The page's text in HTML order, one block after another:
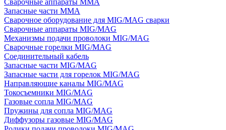
Сварочные аппараты MMA
Запасные части MMA
Сварочное оборудование для MIG/MAG сварки
Сварочные аппараты MIG/MAG
Механизмы подачи проволоки MIG/MAG
Сварочные горелки MIG/MAG
Соединительный кабель
Запасные части MIG/MAG
Запасные части для горелок MIG/MAG
Направляющие каналы MIG/MAG
Токосъемники MIG/MAG
Газовые сопла MIG/MAG
Пружины для сопла MIG/MAG
Диффузоры газовые MIG/MAG